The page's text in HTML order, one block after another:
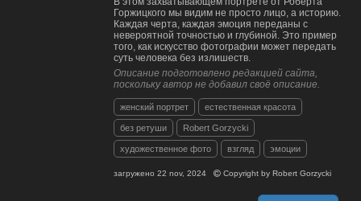
Горжицкого мы видим не просто лицо, а историю.
Каждая черта, каждая эмоция переданы с
невероятной точностью и глубиной. Это пример
того, как искусство фотографии может передать
суть человека без излишеств.
Описание подготовлено редакцией сайта,
поскольку автор не добавил своё описание.
женский портрет естественная красота
без ретуши Robert Gorzycki
художественное фото взгляд эмоции
загружено 22 nov, 2024 Copyright by Robert Gorzycki